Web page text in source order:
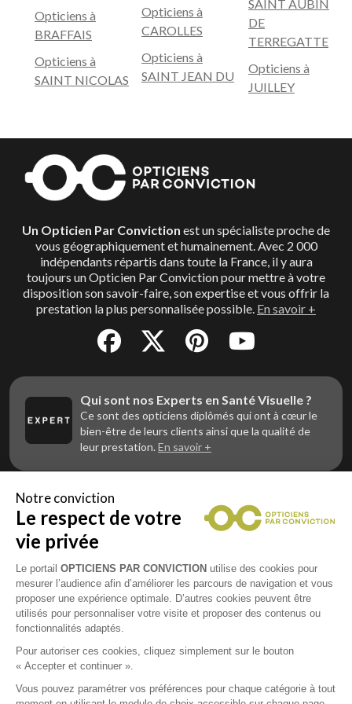
Trouver l’opticien adapté à votre budget
Le but des Opticiens Par Conviction n’est pas de vous
vendre des lunettes, mais de répondre en priorité à
votre besoin de santé. Ils vous garantissent une
Opticiens à
BRAFFAIS
Opticiens à
SAINT NICOLAS
Opticiens à
CAROLLES
Opticiens à
SAINT JEAN DU
SAINT AUBIN
DE
TERREGATTE
Opticiens à
JUILLEY
Un Opticien Par Conviction est un spécialiste proche de
vous géographiquement et humainement. Avec 2 000
indépendants répartis dans toute la France, il y aura
toujours un Opticien Par Conviction pour mettre à votre
disposition son savoir-faire, son expertise et vous offrir la
prestation la plus personnalisée possible. En savoir +
Qui sont nos Experts en Santé Visuelle ?
Ce sont des opticiens diplômés qui ont à cœur le
bien-être de leurs clients ainsi que la qualité de
leur prestation.En savoir +
Vous êtes un professionnel de la vue et
vous souhaitez nous rejoindre ?
Contactez Alliance Optic, la centrale d’achats et
d’accompagnement des opticiens indépendants
Notre conviction
Le respect de votre
vie privée
Le portail OPTICIENS PAR CONVICTION utilise des cookies pour
mesurer l’audience afin d’améliorer les parcours de navigation et vous
proposer une expérience optimale. D’autres cookies peuvent être
utilisés pour personnaliser votre visite et proposer des contenus ou
fonctionnalités adaptés.
Pour autoriser ces cookies, cliquez simplement sur le bouton
« Accepter et continuer ».
Vous pouvez paramétrer vos préférences pour chaque catégorie à tout